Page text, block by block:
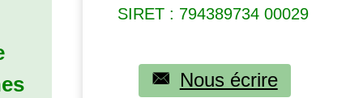
SIRET : 794389734 00029
Nous écrire